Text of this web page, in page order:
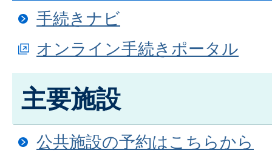
手続きナビ
オンライン手続きポータル
主要施設
公共施設の予約はこちらから